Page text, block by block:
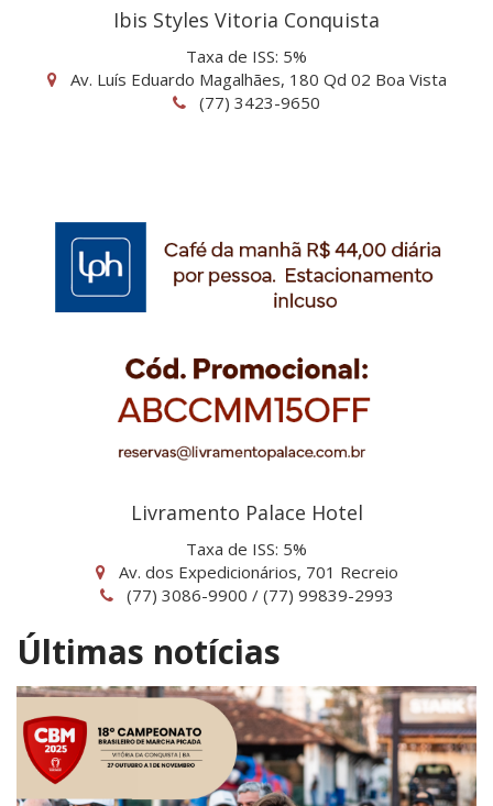
Ibis Styles Vitoria Conquista
Taxa de ISS: 5%
Av. Luís Eduardo Magalhães, 180 Qd 02 Boa Vista
(77) 3423-9650
Livramento Palace Hotel
Taxa de ISS: 5%
Av. dos Expedicionários, 701 Recreio
(77) 3086-9900 / (77) 99839-2993
Últimas notícias